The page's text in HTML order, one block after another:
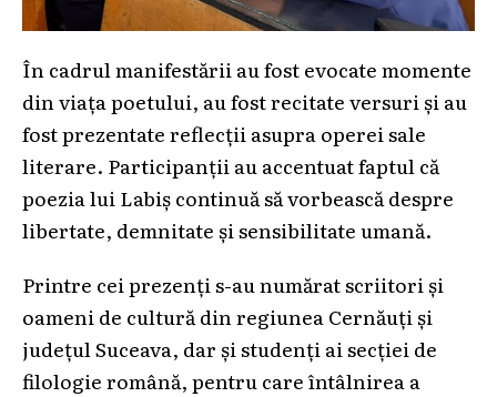
În cadrul manifestării au fost evocate momente
din viața poetului, au fost recitate versuri și au
fost prezentate reflecții asupra operei sale
literare. Participanții au accentuat faptul că
poezia lui Labiș continuă să vorbească despre
libertate, demnitate și sensibilitate umană.
Printre cei prezenți s-au numărat scriitori și
oameni de cultură din regiunea Cernăuți și
județul Suceava, dar și studenți ai secției de
filologie română, pentru care întâlnirea a